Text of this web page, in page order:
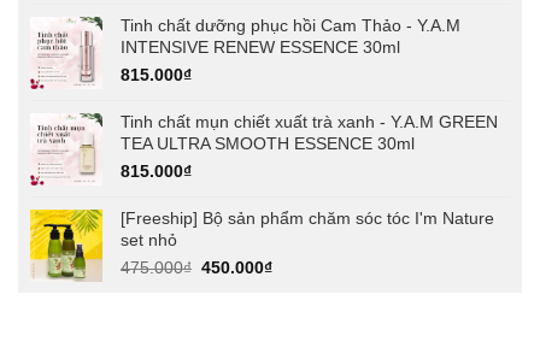
Tinh chất dưỡng phục hồi Cam Thảo - Y.A.M
INTENSIVE RENEW ESSENCE 30ml
815.000₫
Tinh chất mụn chiết xuất trà xanh - Y.A.M GREEN
TEA ULTRA SMOOTH ESSENCE 30ml
815.000₫
[Freeship] Bộ sản phẩm chăm sóc tóc I'm Nature
set nhỏ
475.000₫ Giá
450.000₫Giá